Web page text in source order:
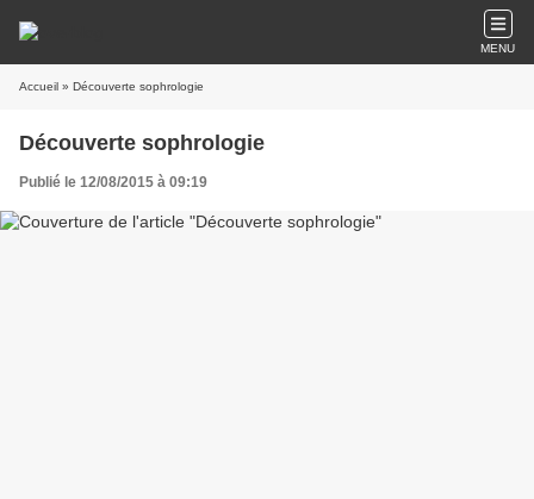
MENU
Accueil » Découverte sophrologie
Découverte sophrologie
Publié le 12/08/2015 à 09:19